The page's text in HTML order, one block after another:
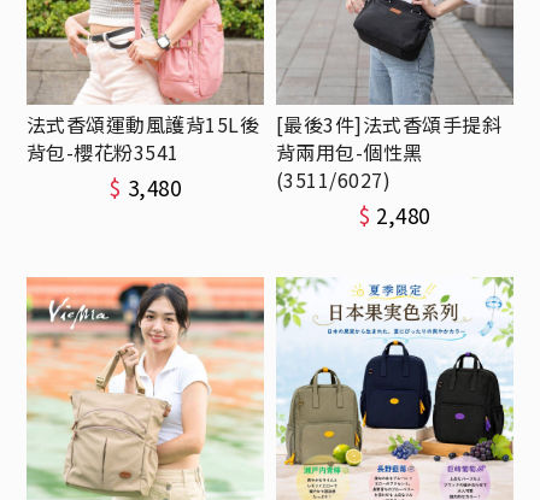
法式香頌運動風護背15L後
背包-櫻花粉3541
$ 3,480
[最後3件]法式香頌手提斜
背兩用包-個性黑
(3511/6027)
$ 2,480